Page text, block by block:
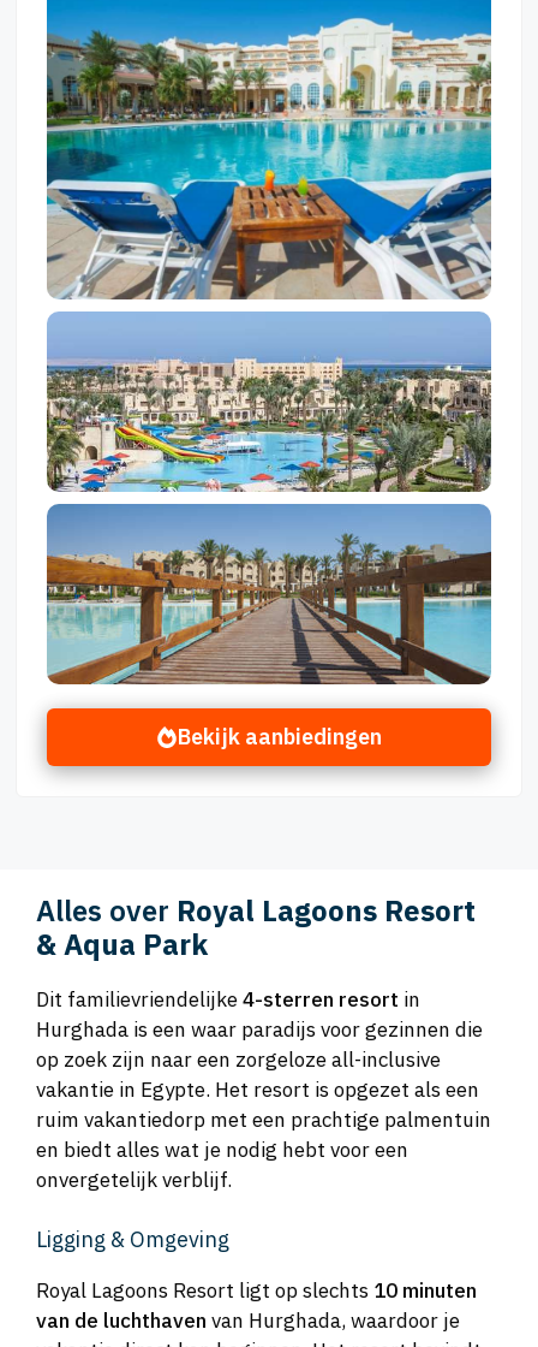
Bekijk aanbiedingen
Alles over Royal Lagoons Resort
& Aqua Park
Dit familievriendelijke4-sterren resort in
Hurghada is een waar paradijs voor gezinnen die
op zoek zijn naar een zorgeloze all-inclusive
vakantie in Egypte. Het resort is opgezet als een
ruim vakantiedorp met een prachtige palmentuin
en biedt alles wat je nodig hebt voor een
onvergetelijk verblijf.
Ligging & Omgeving
Royal Lagoons Resort ligt op slechts 10 minuten
van de luchthaven van Hurghada, waardoor je